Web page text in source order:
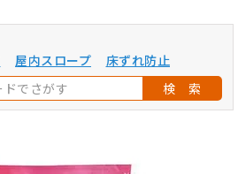
屋内スロープ
床ずれ防止
検 索